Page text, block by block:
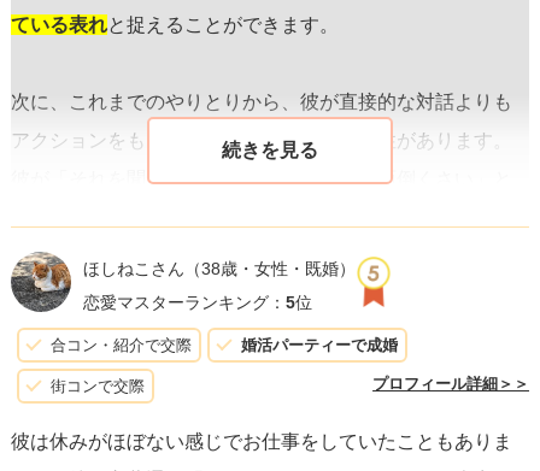
ている表れと捉えることができます。
次に、これまでのやりとりから、彼が直接的な対話よりも
アクションをもって示すタイプである可能性があります。
彼が「それを聞きにきたん？そういうのが面倒くさい」と
なるプレッシャーと捉えてしまったからかもしれません。
彼にとって、あなたのアプローチが少しだけ負担になって
いた可能性が考えられます。
彼と今後良好な関係を維持するためには、
を明確にしておくことが大切です。具体的には、定期的に
ほしねこさん （38歳・女性・既婚）
恋愛マスターランキング： 5位
合コン・紹介で交際 婚活パーティーで成婚
街コンで交際 プロフィール詳細＞＞
彼は休みがほぼない感じでお仕事をしていたこともありま